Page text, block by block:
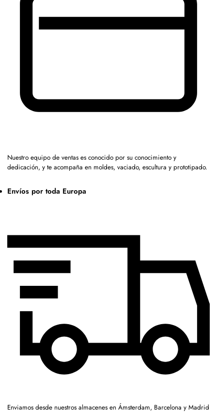
Nuestro equipo de ventas es conocido por su conocimiento y
dedicación, y te acompaña en moldes, vaciado, escultura y prototipado.
Envíos por toda Europa
Enviamos desde nuestros almacenes en Ámsterdam, Barcelona y Madrid